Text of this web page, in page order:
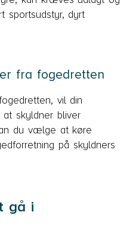
sportsudstyr, dyrt
fra fogedretten
vil din
at skyldner bliver
du vælge at køre
på skyldners
gå i